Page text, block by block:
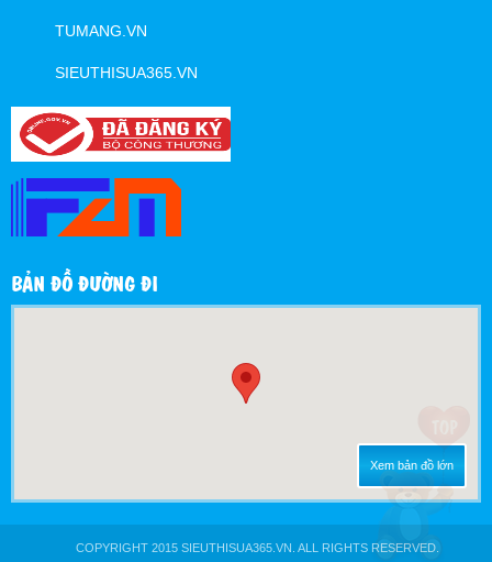
TUMANG.VN
SIEUTHISUA365.VN
BẢN ĐỒ ĐƯỜNG ĐI
Xem bản đồ lớn
COPYRIGHT 2015 SIEUTHISUA365.VN. ALL RIGHTS RESERVED.